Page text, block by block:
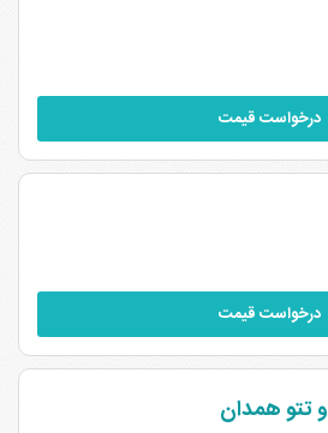
درخواست قیمت
درخواست قیمت
تتو همدان